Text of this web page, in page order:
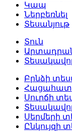
Կապ
Ներբեռնել
Տեսանյութ
Տուն
Բրնձի
Սուրճի
Սերմերի
Ընկույզի